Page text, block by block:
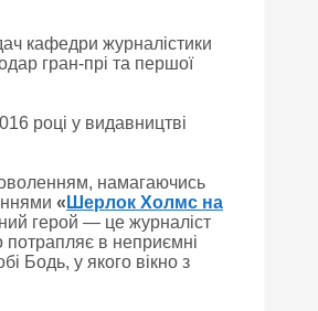
кафедри журналістики
гран-прі та першої
році у видавництві
намагаючись
« Шерлок Холмс на
герой — це журналіст
потрапляє в неприємні
Бодь, у якого вікно з